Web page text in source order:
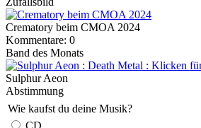
Crematory beim CMOA 2024
Kommentare: 0
Band des Monats
Sulphur Aeon
Abstimmung
Wie kaufst du deine Musik?
CD